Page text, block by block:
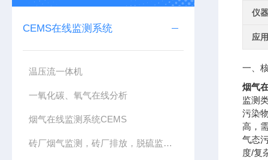
CEMS在线监测系统
温压流一体机
一氧化碳、氧气在线分析
烟气在线监测系统CEMS
砖厂烟气监测，砖厂排放，脱硫监测，CEMS系统
仪
应
一、
烟气
监
污染
高，
气态
度/复